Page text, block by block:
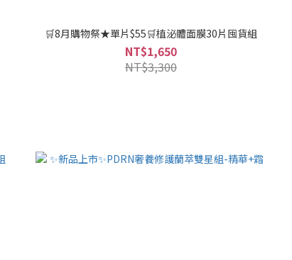
🛒8月購物祭★單片$55🛒植泌體面膜30片囤貨組
NT$1,650
NT$3,300